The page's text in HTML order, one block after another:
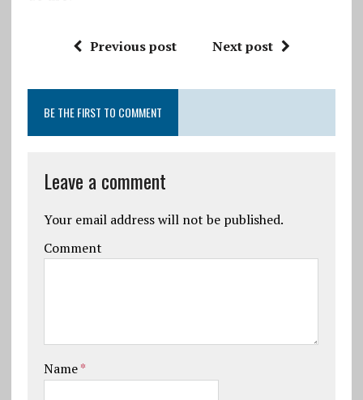
Previous post Next post
BE THE FIRST TO COMMENT
Leave a comment
Your email address will not be published.
Comment
Name*